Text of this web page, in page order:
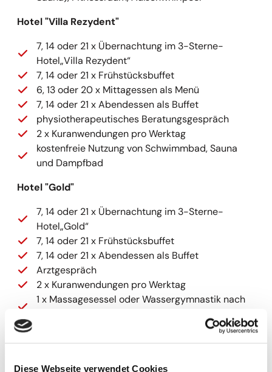
Diese Webseite verwendet Cookies
Hotel "Villa Rezydent"
7, 14 oder 21 x Übernachtung im 3-Sterne-
Hotel„Villa Rezydent“
7, 14 oder 21 x Frühstücksbuffet
6, 13 oder 20 x Mittagessen als Menü
7, 14 oder 21 x Abendessen als Buffet
physiotherapeutisches Beratungsgespräch
2 x Kuranwendungen pro Werktag
kostenfreie Nutzung von Schwimmbad, Sauna
und Dampfbad
Hotel "Gold"
7, 14 oder 21 x Übernachtung im 3-Sterne-
Hotel„Gold“
7, 14 oder 21 x Frühstücksbuffet
7, 14 oder 21 x Abendessen als Buffet
Arztgespräch
2 x Kuranwendungen pro Werktag
1 x Massagesessel oder Wassergymnastik nach
kostenfreie Nutzung von Schwimmbad und
Whirlpool
Hotel "Muselet" (ex DELF_INN)